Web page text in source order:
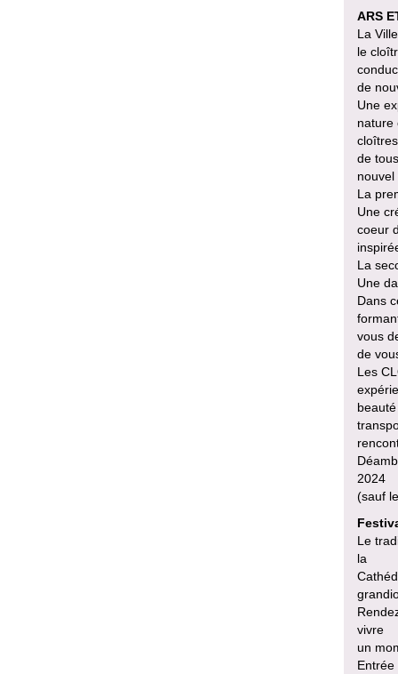
ARS
La
le
de
Une
nature
de
nouvel
La
Une
coeur
La
Une
Dans
vous
de
Les
2024
(sauf
Le
la
vivre
un